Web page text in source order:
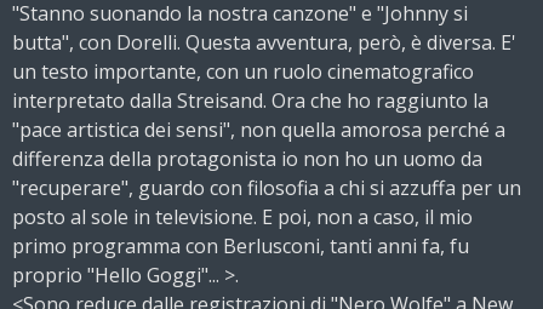
"Stanno suonando la nostra canzone" e "Johnny si
butta", con Dorelli. Questa avventura, però, è diversa. E'
un testo importante, con un ruolo cinematografico
interpretato dalla Streisand. Ora che ho raggiunto la
"pace artistica dei sensi", non quella amorosa perché a
differenza della protagonista io non ho un uomo da
"recuperare", guardo con filosofia a chi si azzuffa per un
posto al sole in televisione. E poi, non a caso, il mio
primo programma con Berlusconi, tanti anni fa, fu
proprio "Hello Goggi"... >.